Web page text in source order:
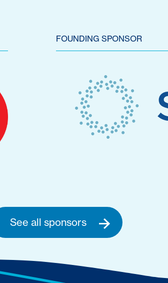
FOUNDING SPONSOR
See all sponsors